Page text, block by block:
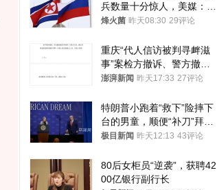
兵数量十分惊人，美媒：俄
朝要动真格？
烽火菌 昨天08:30 29评论
重庆“代人信访被判寻衅滋
事”案检方撤诉、警方撤
案，两被告人获国赔
澎湃新闻 昨天17:33 27评论
特朗普小跑着“救下”险摔下
台的男童，顺便“补刀”拜
登：“我可不想他像拜登一
极目新闻 昨天12:13 43评论
80后女柜员“逆袭”，获聘42
00亿银行副行长